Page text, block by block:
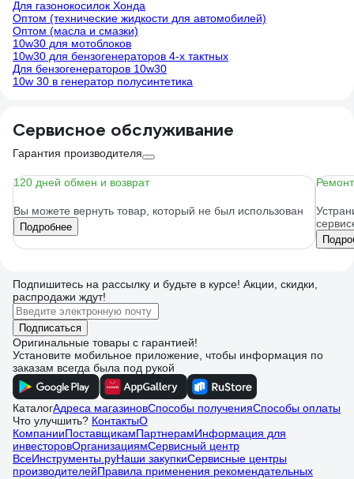
Для газонокосилок Хонда
Оптом (технические жидкости для автомобилей)
Оптом (масла и смазки)
10w30 для мотоблоков
10w30 для бензогенераторов 4-х тактных
Для бензогенераторов 10w30
10w 30 в генератор полусинтетика
Сервисное обслуживание
Гарантия производителя
120 дней обмен и возврат
Вы можете вернуть товар, который не был использован
Подробнее
Подпишитесь на рассылку и будьте в курсе! Акции, скидки,
распродажи ждут!
Подписаться
Оригинальные товары с гарантией!
Установите мобильное приложение, чтобы информация по
заказам всегда была под рукой
КаталогАдреса магазиновСпособы полученияСпособы оплаты
Что улучшить? КонтактыО
КомпанииПоставщикамПартнерамИнформация для
инвесторовОрганизациямСервисный центр
ВсеИнструменты.руНаши закупкиСервисные центры
производителейПравила применения рекомендательных